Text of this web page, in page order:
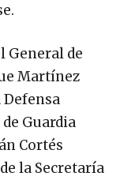
General de
Martínez
Defensa
Guardia
Cortés
la Secretaría